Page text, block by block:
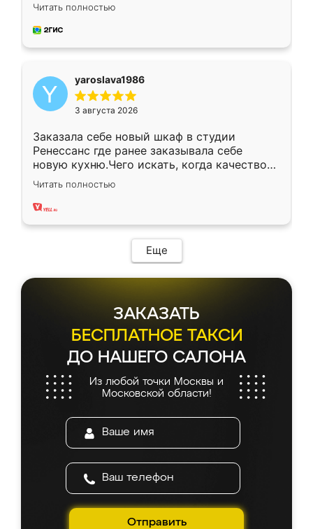
довольны работой. Спасибо Ренессанс
мебель за качественную работу!
Читать полностью
yaroslava1986
3 августа 2026
Заказала себе новый шкаф в студии
Ренессанс где ранее заказывала себе
новую кухню.Чего искать, когда качеством
вполне довольна. Служит кухня уже почти
два года, нареканий нет.
Читать полностью
Еще
ЗАКАЗАТЬ
БЕСПЛАТНОЕ ТАКСИ
ДО НАШЕГО САЛОНА
Из любой точки Москвы и
Московской области!
Отправить